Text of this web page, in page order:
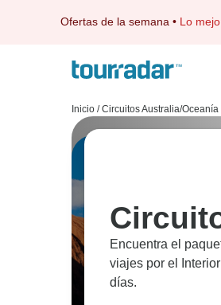
Ofertas de la semana • Lo
Inicio / Circuitos Australia/Oceanía
Encuentra el
viajes por el
días.